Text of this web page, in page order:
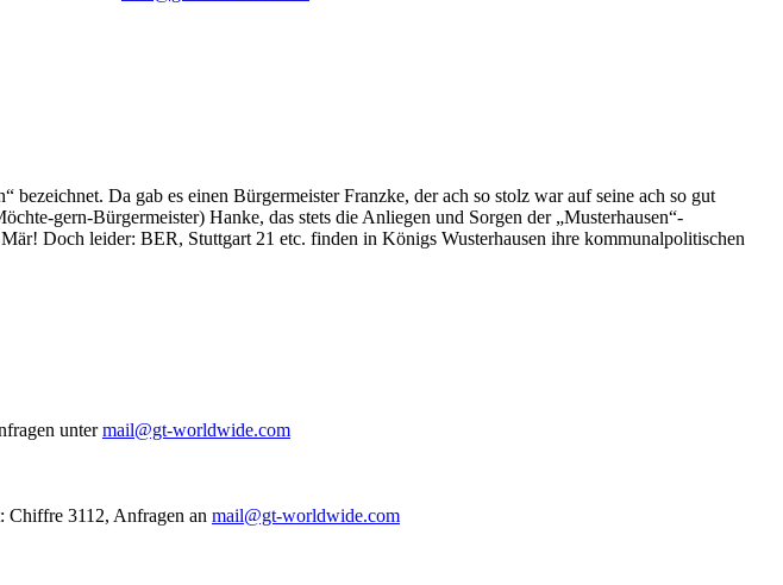
Da gab es einen Bürgermeister Franzke, der ach so stolz war auf seine ach so gut
gern-Bürgermeister) Hanke, das stets die Anliegen und Sorgen der „Musterhausen“-
Doch leider: BER, Stuttgart 21 etc. finden in Königs Wusterhausen ihre kommunalpolitischen
untermail@gt-worldwide.com
Chiffre 3112, Anfragen an mail@gt-worldwide.com